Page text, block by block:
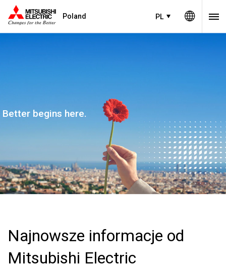
Poland PL
Better begins here.
Najnowsze informacje od
Mitsubishi Electric